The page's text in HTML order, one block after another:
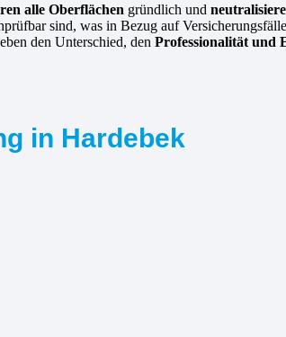
alle Oberflächen gründlich und
sind, was in Bezug auf
den Unterschied, den Professionalität und
in Hardebek